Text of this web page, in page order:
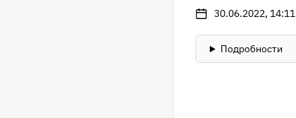
30.06.2022, 14:11
Подробности